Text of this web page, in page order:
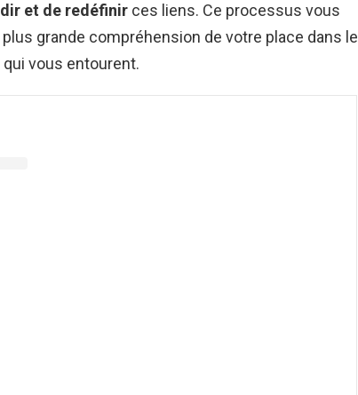
et de redéfinir ces liens. Ce processus vous
grande compréhension de votre place dans le
vous entourent.